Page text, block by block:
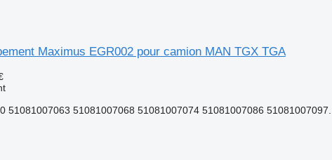
Maximus EGR002 pour camion MAN TGX TGA
51081007063 51081007068 51081007074 51081007086 51081007097...